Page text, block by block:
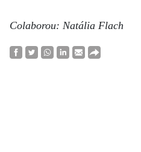
Colaborou: Natália Flach